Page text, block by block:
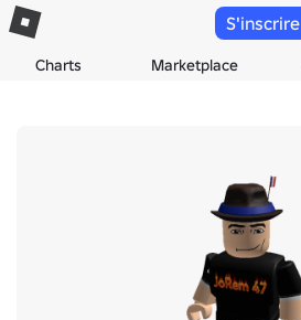
Charts Marketplace
S'inscrire